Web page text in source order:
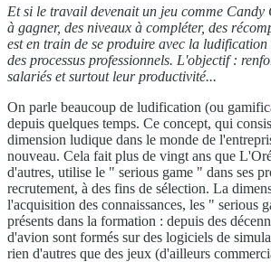
Et si le travail devenait un jeu comme Candy
à gagner, des niveaux à compléter, des
est en train de se produire avec la
des processus professionnels. L'objectif :
salariés et surtout leur productivité...
On parle beaucoup de ludification (ou
depuis quelques temps. Ce concept, qui
dimension ludique dans le monde de
nouveau. Cela fait plus de vingt ans que
d'autres, utilise le " serious game " dans ses
recrutement, à des fins de sélection. La
l'acquisition des connaissances, les " serious
présents dans la formation : depuis des
d'avion sont formés sur des logiciels de
rien d'autres que des jeux (d'ailleurs